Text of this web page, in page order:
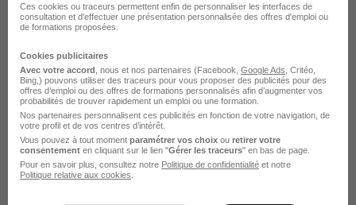
Médecin Généraliste - Blois 41 H/F
Jober Group
Blois - 41 CDI 7 500 - 9 000 € / mois
Voir l’offre
il y a 4 heures
Ces cookies ou traceurs permettent enfin de personnaliser les interfaces de
consultation et d'effectuer une présentation personnalisée des offres d'emploi ou
de formations proposées.
Cookies publicitaires
Avec votre accord , nous et nos partenaires (Facebook, Google Ads , Critéo,
Bing,) pouvons utiliser des traceurs pour vous proposer des publicités pour des
offres d’emploi ou des offres de formations personnalisés afin d’augmenter vos
probabilités de trouver rapidement un emploi ou une formation.
Nos partenaires personnalisent ces publicités en fonction de votre navigation, de
votre profil et de vos centres d’intérêt.
Vous pouvez à tout moment paramétrer vos choix ou retirer votre
consentement en cliquant sur le lien "Gérer les traceurs" en bas de page.
Pour en savoir plus, consultez notre Politique de confidentialité et notre
Politique relative aux cookies